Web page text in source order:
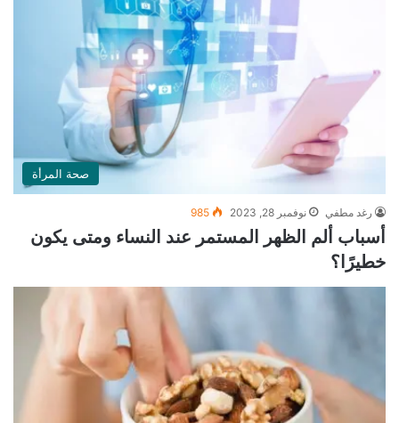
صحة المرأة
رغد مطفي نوفمبر 28, 2023 985
أسباب ألم الظهر المستمر عند النساء ومتى يكون
خطيرًا؟